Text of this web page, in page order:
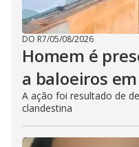
DO R7/05/08/2026
Homem é
a baloeiros
A ação foi resultado de
clandestina